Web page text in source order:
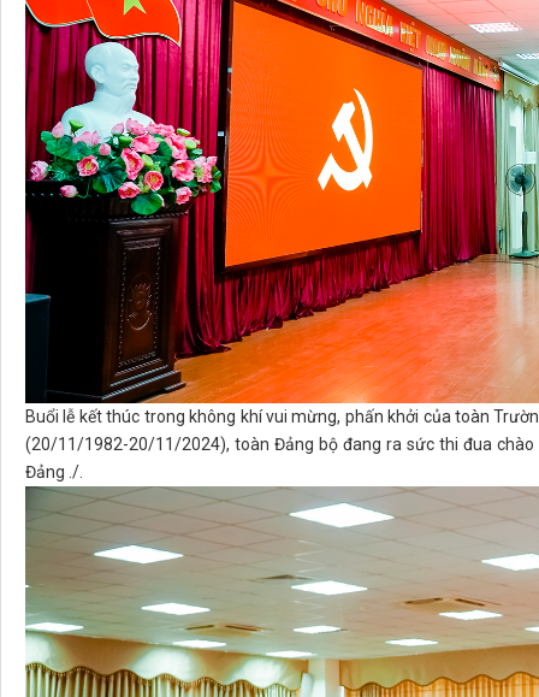
Buổi lễ kết thúc trong không khí vui mừng, phấn khởi của toàn
(20/11/1982-20/11/2024), toàn Đảng bộ đang ra sức thi đua
Đảng ./.